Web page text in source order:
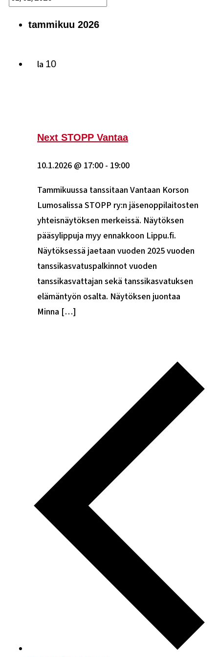
tammikuu 2026
la 10
Next STOPP Vantaa
10.1.2026 @ 17:00- 19:00
Tammikuussa tanssitaan Vantaan Korson
Lumosalissa STOPP ry:n jäsenoppilaitosten
yhteisnäytöksen merkeissä. Näytöksen
pääsylippuja myy ennakkoon Lippu.fi.
Näytöksessä jaetaan vuoden 2025 vuoden
tanssikasvatuspalkinnot vuoden
tanssikasvattajan sekä tanssikasvatuksen
elämäntyön osalta. Näytöksen juontaa
Minna […]